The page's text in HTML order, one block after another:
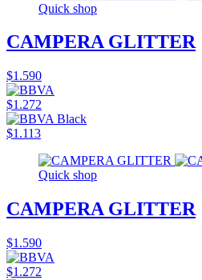
Quick shop
CAMPERA GLITTER
$1.590
$1.272
$1.113
Quick shop
CAMPERA GLITTER
$1.590
$1.272